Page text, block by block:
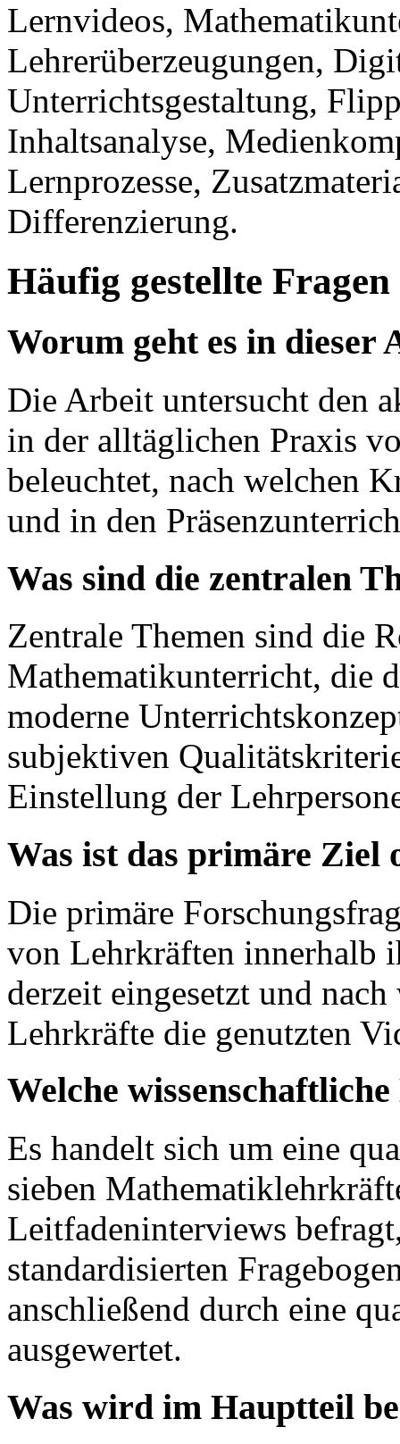
Lernvideos,
Lehrerüberzeugungen,
Unterrichtsgestaltung,
Inhaltsanalyse,
Lernprozesse,
Differenzierung.
Häufig gestellte Fragen
Worum geht es in dieser
Die Arbeit untersucht den
in der alltäglichen Praxis
beleuchtet, nach welchen
und in den
Was sind die zentralen
Zentrale Themen sind die
Mathematikunterricht, die
moderne
subjektiven
Einstellung der
Was ist das primäre Ziel
Die primäre
von Lehrkräften innerhalb
derzeit eingesetzt und
Lehrkräfte die genutzten
Welche
Es handelt sich um eine
sieben
Leitfadeninterviews
standardisierten
anschließend durch eine
ausgewertet.
Was wird im Hauptteil